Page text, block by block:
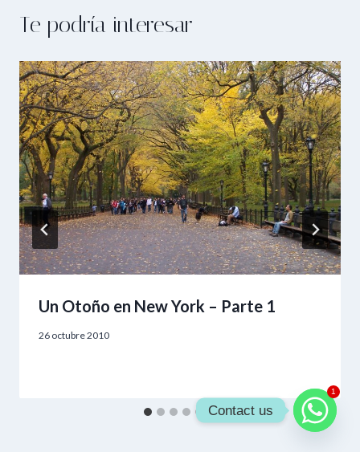
Te podría interesar
Un Otoño en New York – Parte 1
26 octubre 2010
1
Contact us